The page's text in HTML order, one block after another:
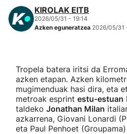
Atletismoa
Kirol gehiago
"Helmuga"
KIROLAK EITB
2026/05/31 - 19:14
Azken eguneratzea 2026/05/31
Tropela batera iritsi da
azken etapan. Azken
mugimenduak hasi dira, eta
metroak esprint estu-estuan
taldeko Jonathan Milan
azkarrena, Giovani Lonardi
eta Paul Penhoet